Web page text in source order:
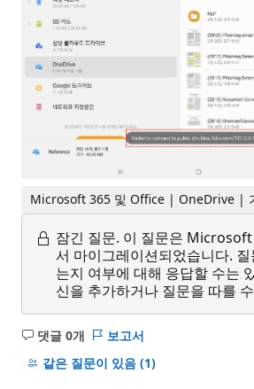
Microsoft 365 및 Office | OneDrive |
잠긴 질문. 이 질문은 Microsoft
서 마이그레이션되었습니다.
는지 여부에 대해 응답할 수는
신을 추가하거나 질문을 따를
댓글 0개
설
명
보고서
같은 질문이 있음 (1)